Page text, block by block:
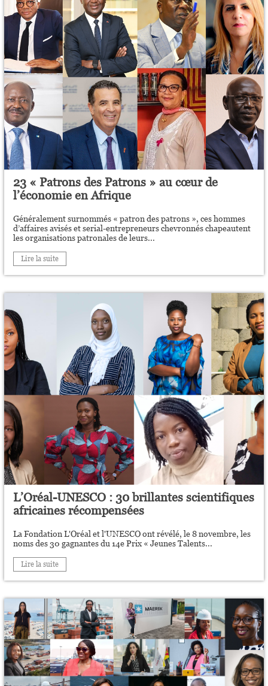
23 « Patrons des Patrons » au cœur de
l’économie en Afrique
Généralement surnommés « patron des patrons », ces hommes
d’affaires avisés et serial-entrepreneurs chevronnés chapeautent
les organisations patronales de leurs...
Lire la suite
L’Oréal-UNESCO : 30 brillantes scientifiques
africaines récompensées
La Fondation L'Oréal et l'UNESCO ont révélé, le 8 novembre, les
noms des 30 gagnantes du 14e Prix « Jeunes Talents...
Lire la suite